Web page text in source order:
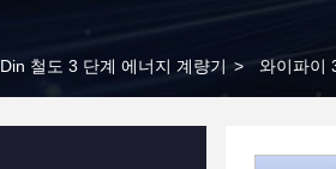
Din 철도 3 단계 에너지 계량기 >